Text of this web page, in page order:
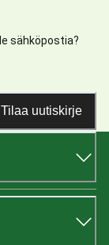
sähköpostia?
Tilaa uutiskirje